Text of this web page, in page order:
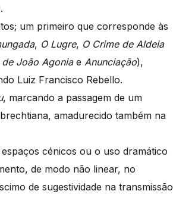
um primeiro que corresponde às
, O Lugre, O Crime de Aldeia
de João Agoniae Anunciação),
Luiz Francisco Rebello.
, marcando a passagem de um
amadurecido também na
cénicos ou o uso dramático
de modo não linear, no
de sugestividade na transmissão